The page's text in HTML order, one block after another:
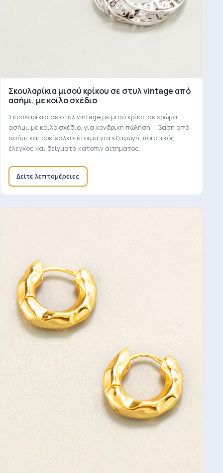
Σκουλαρίκια μισού κρίκου σε στυλ vintage από
ασήμι, με κοίλο σχέδιο
Σκουλαρίκια σε στυλ vintage με μισό κρίκο, σε χρώμα
ασήμι, με κοίλο σχέδιο, για χονδρική πώληση — βάση από
ασήμι και ορείχαλκο· έτοιμα για εξαγωγή, ποιοτικός
έλεγχος και δείγματα κατόπιν αιτήματος.
Δείτε λεπτομέρειες